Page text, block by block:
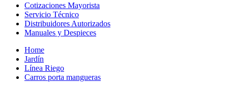
Cotizaciones Mayorista
Servicio Técnico
Distribuidores Autorizados
Manuales y Despieces
Home
Jardín
Línea Riego
Carros porta mangueras